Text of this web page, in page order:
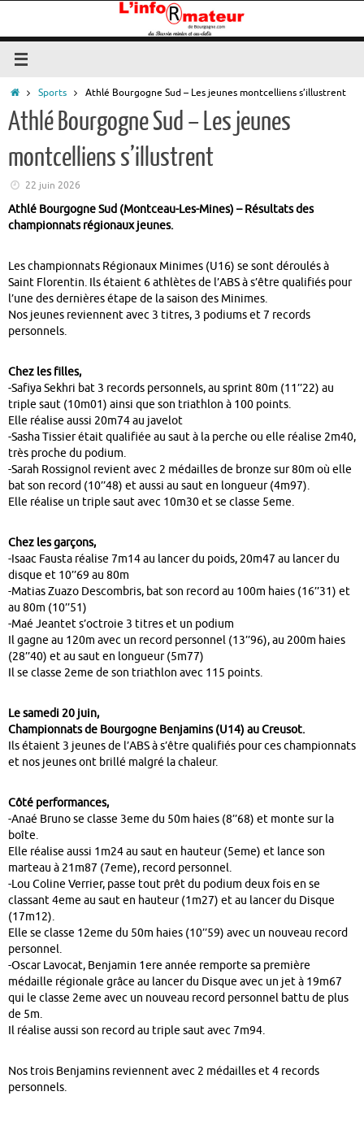
contenu
Accueil
Sports Athlé Bourgogne Sud – Les jeunes montcelliens s’illustrent
Athlé Bourgogne Sud – Les jeunes
montcelliens s’illustrent
22 juin 2026
Athlé Bourgogne Sud (Montceau-Les-Mines) – Résultats des
championnats régionaux jeunes.
Les championnats Régionaux Minimes (U16) se sont déroulés à
Saint Florentin. Ils étaient 6 athlètes de l’ABS à s’être qualifiés pour
l’une des dernières étape de la saison des Minimes.
Nos jeunes reviennent avec 3 titres, 3 podiums et 7 records
personnels.
Chez les filles,
-Safiya Sekhri bat 3 records personnels, au sprint 80m (11’’22) au
triple saut (10m01) ainsi que son triathlon à 100 points.
Elle réalise aussi 20m74 au javelot
-Sasha Tissier était qualifiée au saut à la perche ou elle réalise 2m40,
très proche du podium.
-Sarah Rossignol revient avec 2 médailles de bronze sur 80m où elle
bat son record (10’’48) et aussi au saut en longueur (4m97).
Elle réalise un triple saut avec 10m30 et se classe 5eme.
Chez les garçons,
-Isaac Fausta réalise 7m14 au lancer du poids, 20m47 au lancer du
disque et 10’’69 au 80m
-Matias Zuazo Descombris, bat son record au 100m haies (16’’31) et
au 80m (10’’51)
-Maé Jeantet s’octroie 3 titres et un podium
Il gagne au 120m avec un record personnel (13’’96), au 200m haies
(28’’40) et au saut en longueur (5m77)
Il se classe 2eme de son triathlon avec 115 points.
Le samedi 20 juin,
Championnats de Bourgogne Benjamins (U14) au Creusot.
Ils étaient 3 jeunes de l’ABS à s’être qualifiés pour ces championnats
et nos jeunes ont brillé malgré la chaleur.
Côté performances,
-Anaé Bruno se classe 3eme du 50m haies (8’’68) et monte sur la
boîte.
Elle réalise aussi 1m24 au saut en hauteur (5eme) et lance son
marteau à 21m87 (7eme), record personnel.
-Lou Coline Verrier, passe tout prêt du podium deux fois en se
classant 4eme au saut en hauteur (1m27) et au lancer du Disque
(17m12).
Elle se classe 12eme du 50m haies (10’’59) avec un nouveau record
personnel.
-Oscar Lavocat, Benjamin 1ere année remporte sa première
médaille régionale grâce au lancer du Disque avec un jet à 19m67
qui le classe 2eme avec un nouveau record personnel battu de plus
de 5m.
Il réalise aussi son record au triple saut avec 7m94.
Nos trois Benjamins reviennent avec 2 médailles et 4 records
personnels.